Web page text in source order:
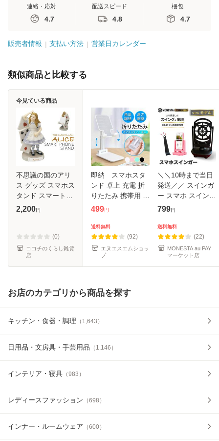
連絡・応対
4.7
配送スピード
4.8
梱包
4.7
販売者情報 支払い方法 営業日カレンダー
類似商品と比較する
不思議の国のアリ
ス グッズ スマホス
タンド スマートフ
ォン スマホ 携帯
ディズニー アリス
アンテ
2,200円
(0)
ココチのくらし雑貨
店
今見ている商品
即納 スマホスタ
ンド 卓上 充電 折
りたたみ 携帯用 ス
タンド 滑り止め 一
マホ置き台 スマホ
タブレット 角度/高
さ自
499円
送料無料
(92)
エヌエスエムショッ
プ
＼＼10時まで当日
発送／／ スインガ
ー スマホ スイング
スタンド 歩数 自動
散歩 自動化 勝手に
ほったらかし 放置
799円
送料無料
(22)
MONESTA au PAY
マーケット店
お店のカテゴリから商品を探す
キッチン・食器・調理 （ 1,643 ）
日用品・文房具・手芸用品 （ 1,146 ）
インテリア・寝具 （983 ）
レディースファッション （698 ）
インナー・ルームウェア （600）